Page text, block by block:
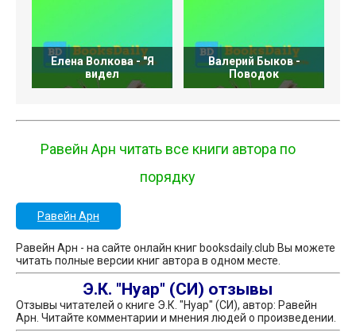
Елена Волкова - "Я
видел
Валерий Быков -
Поводок
Равейн Арн читать все книги автора по
порядку
Равейн Арн
Равейн Арн - на сайте онлайн книг booksdaily.club Вы можете
читать полные версии книг автора в одном месте.
Э.К. "Нуар" (СИ) отзывы
Отзывы читателей о книге Э.К. "Нуар" (СИ), автор: Равейн
Арн. Читайте комментарии и мнения людей о произведении.